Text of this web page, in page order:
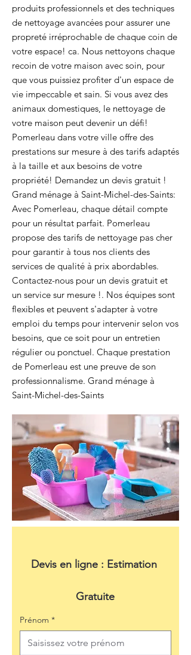
produits professionnels et des techniques
de nettoyage avancées pour assurer une
propreté irréprochable de chaque coin de
votre espace! ca. Nous nettoyons chaque
recoin de votre maison avec soin, pour
que vous puissiez profiter d'un espace de
vie impeccable et sain. Si vous avez des
animaux domestiques, le nettoyage de
votre maison peut devenir un défi!
Pomerleau dans votre ville offre des
prestations sur mesure à des tarifs adaptés
à la taille et aux besoins de votre
propriété! Demandez un devis gratuit !
Grand ménage à Saint-Michel-des-Saints:
Avec Pomerleau, chaque détail compte
pour un résultat parfait. Pomerleau
propose des tarifs de nettoyage pas cher
pour garantir à tous nos clients des
services de qualité à prix abordables.
Contactez-nous pour un devis gratuit et
un service sur mesure !. Nos équipes sont
flexibles et peuvent s'adapter à votre
emploi du temps pour intervenir selon vos
besoins, que ce soit pour un entretien
régulier ou ponctuel. Chaque prestation
de Pomerleau est une preuve de son
professionnalisme. Grand ménage à
Saint-Michel-des-Saints
Devis en ligne : Estimation
Gratuite
Prénom *